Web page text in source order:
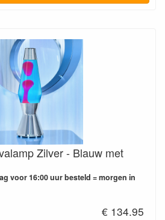
Zilver - Blauw met
voor 16:00 uur besteld = morgen in
€ 134.95